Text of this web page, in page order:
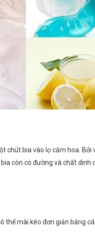
chút bia vào lọ cắm hoa. Bởi
còn có đường và chất dinh
thể mài kéo đơn giản bằng